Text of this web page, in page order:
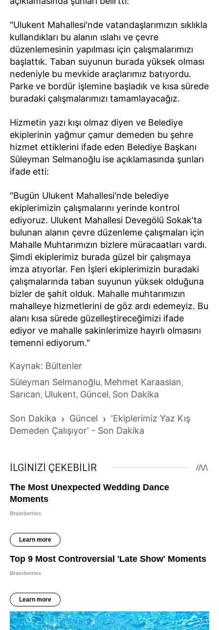
"Ulukent Mahallesi'nde vatandaşlarımızın sıklıkla
kullandıkları bu alanın ıslahı ve çevre
düzenlemesinin yapılması için çalışmalarımızı
başlattık. Taban suyunun burada yüksek olması
nedeniyle bu mevkide araçlarımız batıyordu.
Parke ve bordür işlemine başladık ve kısa sürede
buradaki çalışmalarımızı tamamlayacağız.
Hizmetin yazı kışı olmaz diyen ve Belediye
ekiplerinin yağmur çamur demeden bu şehre
hizmet ettiklerini ifade eden Belediye Başkanı
Süleyman Selmanoğlu ise açıklamasında şunları
ifade etti:
"Bugün Ulukent Mahallesi'nde belediye
ekiplerimizin çalışmalarını yerinde kontrol
ediyoruz. Ulukent Mahallesi Devegölü Sokak'ta
bulunan alanın çevre düzenleme çalışmaları için
Mahalle Muhtarımızın bizlere müracaatları vardı.
Şimdi ekiplerimiz burada güzel bir çalışmaya
imza atıyorlar. Fen İşleri ekiplerimizin buradaki
çalışmalarında taban suyunun yüksek olduğuna
bizler de şahit olduk. Mahalle muhtarımızın
mahalleye hizmetlerini de göz ardı edemeyiz. Bu
alanı kısa sürede güzelleştireceğimizi ifade
ediyor ve mahalle sakinlerimize hayırlı olmasını
temenni ediyorum."
Kaynak: Bültenler
Süleyman Selmanoğlu, Mehmet Karaaslan,
Sarıcan, Ulukent, Güncel, Son Dakika
Son Dakika › Güncel › 'Ekiplerimiz Yaz Kış
Demeden Çalışıyor' - Son Dakika